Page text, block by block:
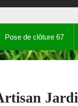
Pose de clôture 67